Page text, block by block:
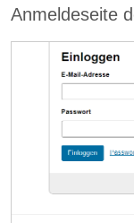
Anmeldeseite